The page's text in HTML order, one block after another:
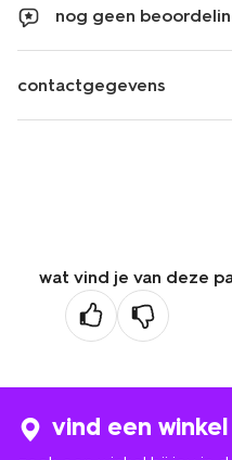
nog geen
contactgegevens
wat vind je van deze
vind een winkel